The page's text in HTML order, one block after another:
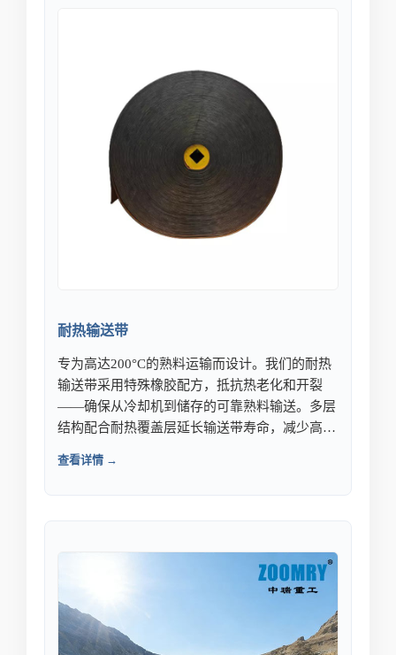
耐热输送带
专为高达200°C的熟料运输而设计。我们的耐热
输送带采用特殊橡胶配方，抵抗热老化和开裂
——确保从冷却机到储存的可靠熟料输送。多层
结构配合耐热覆盖层延长输送带寿命，减少高温
查看详情 →